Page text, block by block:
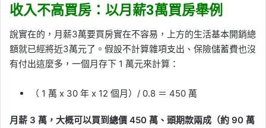
收入不高買房：以月薪3萬買房舉例
說實在的，月薪3萬要買房實在不容易，上方的生活基本開銷總
額就已經將近3萬元了。假設不計算雜項支出、保險儲蓄費也沒
有付出這麼多，一個月存下 1 萬元來計算：
（ 1 萬 x 30 年 x 12 個月）/ 0.8 ＝ 450 萬
月薪 3 萬，大概可以買到總價 450 萬、頭期款兩成（約 90 萬